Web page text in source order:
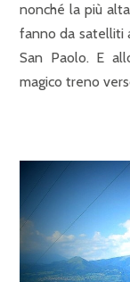
nonché la più
fanno da satelliti
San Paolo. E
magico treno